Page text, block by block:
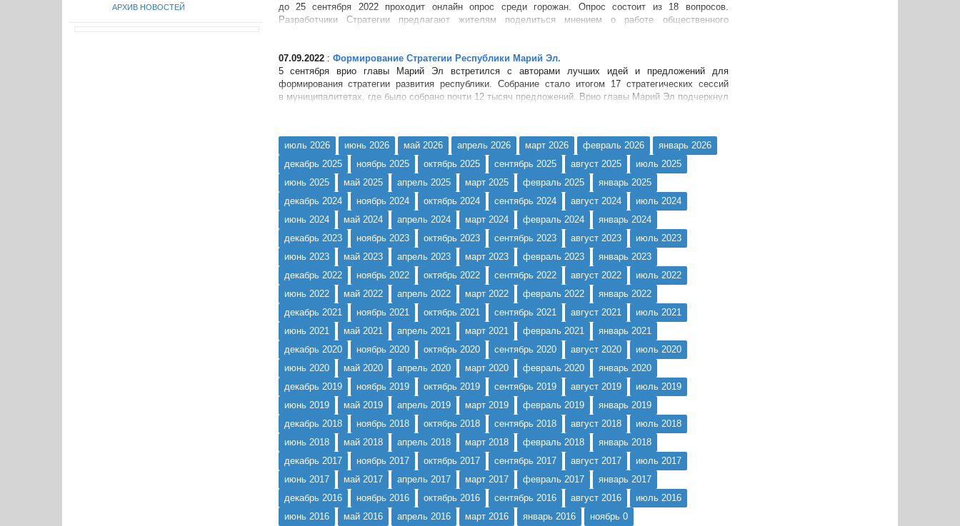
АРХИВ НОВОСТЕЙ
до 25 сентября 2022 проходит онлайн опрос среди горожан. Опрос состоит из 18 вопросов.
Разработчики Стратегии предлагают жителям поделиться мнением о работе общественного
07.09.2022: Формирование Стратегии Республики Марий Эл.
5 сентября врио главы Марий Эл встретился с авторами лучших идей и предложений для
формирования стратегии развития республики. Собрание стало итогом 17 стратегических сессий
в муниципалитетах, где было собрано почти 12 тысяч предложений. Врио главы Марий Эл подчеркнул
июль 2026 июнь 2026 май 2026 апрель 2026 март 2026 февраль 2026
январь 2026
декабрь 2025
ноябрь 2025 октябрь 2025 сентябрь 2025 август 2025
июль 2025
июнь 2025
май 2025 апрель 2025 март 2025 февраль 2025
январь 2025
декабрь 2024
ноябрь 2024 октябрь 2024 сентябрь 2024 август 2024
июль 2024
июнь 2024
май 2024 апрель 2024 март 2024 февраль 2024
январь 2024
декабрь 2023
ноябрь 2023 октябрь 2023 сентябрь 2023 август 2023
июль 2023
июнь 2023
май 2023 апрель 2023 март 2023 февраль 2023
январь 2023
декабрь 2022
ноябрь 2022 октябрь 2022 сентябрь 2022 август 2022
июль 2022
июнь 2022
май 2022 апрель 2022 март 2022 февраль 2022
январь 2022
декабрь 2021
ноябрь 2021 октябрь 2021 сентябрь 2021 август 2021
июль 2021
июнь 2021
май 2021 апрель 2021 март 2021 февраль 2021
январь 2021
декабрь 2020
ноябрь 2020 октябрь 2020 сентябрь 2020 август 2020
июль 2020
июнь 2020
май 2020 апрель 2020 март 2020 февраль 2020
январь 2020
декабрь 2019
ноябрь 2019 октябрь 2019 сентябрь 2019 август 2019
июль 2019
июнь 2019
май 2019 апрель 2019 март 2019 февраль 2019
январь 2019
декабрь 2018
ноябрь 2018 октябрь 2018 сентябрь 2018 август 2018
июль 2018
июнь 2018
май 2018 апрель 2018 март 2018 февраль 2018
январь 2018
декабрь 2017
ноябрь 2017 октябрь 2017 сентябрь 2017 август 2017
июль 2017
июнь 2017
май 2017 апрель 2017 март 2017 февраль 2017
январь 2017
декабрь 2016
ноябрь 2016 октябрь 2016 сентябрь 2016 август 2016
июль 2016
июнь 2016
май 2016 апрель 2016 март 2016 январь 2016 ноябрь 0